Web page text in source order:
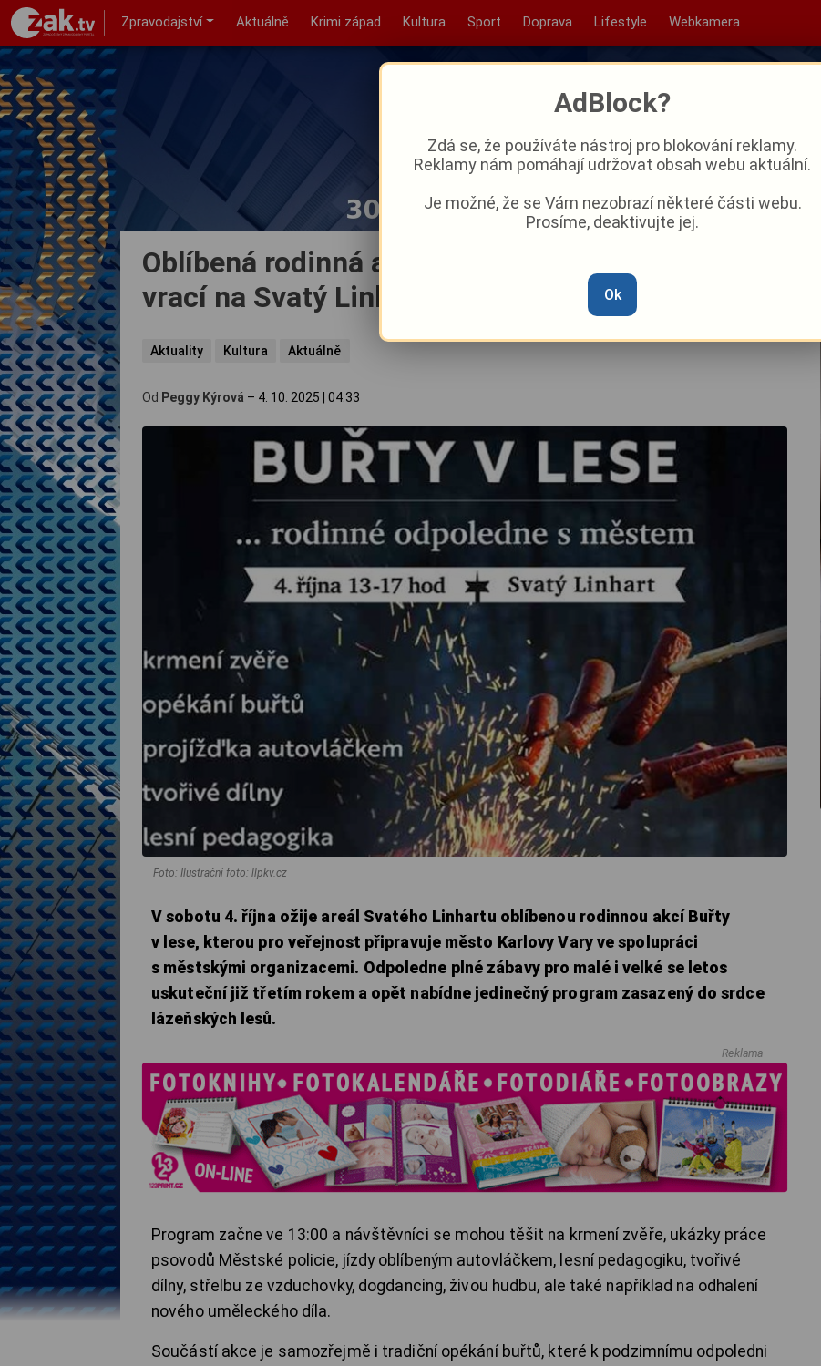
Zpravodajství Aktuálně Krimi západ Kultura Sport Doprava Lifestyle Webkamera
Oblíbená rodinná akce Buřty v lese se v sobotu
vrací na Svatý Linhart
Aktuality Kultura Aktuálně
Od Peggy Kýrová – 4. 10. 2025 04:33
Foto: Ilustrační foto: llpkv.cz
V sobotu 4. října ožije areál Svatého Linhartu oblíbenou rodinnou akcí Buřty
v lese, kterou pro veřejnost připravuje město Karlovy Vary ve spolupráci
s městskými organizacemi. Odpoledne plné zábavy pro malé i velké se letos
uskuteční již třetím rokem a opět nabídne jedinečný program zasazený do srdce
lázeňských lesů.
Reklama
Program začne ve 13:00 a návštěvníci se mohou těšit na krmení zvěře, ukázky práce
psovodů Městské policie, jízdy oblíbeným autovláčkem, lesní pedagogiku, tvořivé
dílny, střelbu ze vzduchovky, dogdancing, živou hudbu, ale také například na odhalení
nového uměleckého díla.
Součástí akce je samozřejmě i tradiční opékání buřtů, které k podzimnímu odpoledni
AdBlock?
Zdá se, že používáte nástroj pro blokování reklamy.
Reklamy nám pomáhají udržovat obsah webu aktuální.
Je možné, že se Vám nezobrazí některé části webu.
Prosíme, deaktivujte jej.
Ok